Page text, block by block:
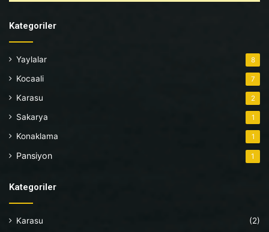
Kategoriler
Yaylalar 8
Kocaali 7
Karasu 2
Sakarya 1
Konaklama 1
Pansiyon 1
Kategoriler
Karasu (2)